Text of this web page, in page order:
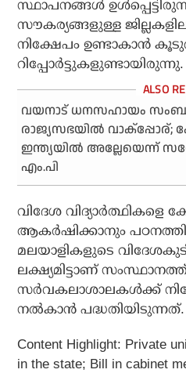
സ്ഥാപനങ്ങള്‍
സൗകര്യങ്ങളുള്ള
നിക്ഷേപം ഉണ്ടാകാന്‍
റിപ്പോര്‍ട്ടുകളുണ്ടായിരുന്നു.
വയനാട് ധനസഹായം
രാജ്യസഭയില്‍ വാക്പ്പോര്;
ഇന്ത്യയില്‍ അല്ലേയെന്ന്
എം.പി
വിദേശ വിദ്യാര്‍ത്ഥികളെ
ആകര്‍ഷിക്കാനും
മലയാളികളുടെ
ലക്ഷ്യമിട്ടാണ്
സര്‍വകലാശാലകള്‍ക്ക്
നൽകാൻ പദ്ധതിയിടുന്നത്.
Content Highlight: Private
in the state; Bill in cabinet